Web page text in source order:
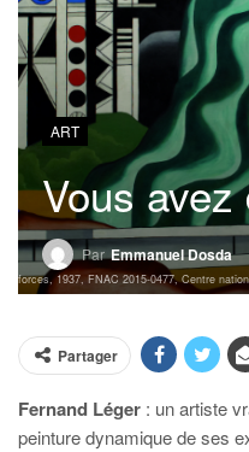
ART
Vous
ParEmmanuel Dosda
forces, 1937, FNAC 2015-0477, Centre
Partager
Fernand Léger : un artiste
peinture dynamique de ses